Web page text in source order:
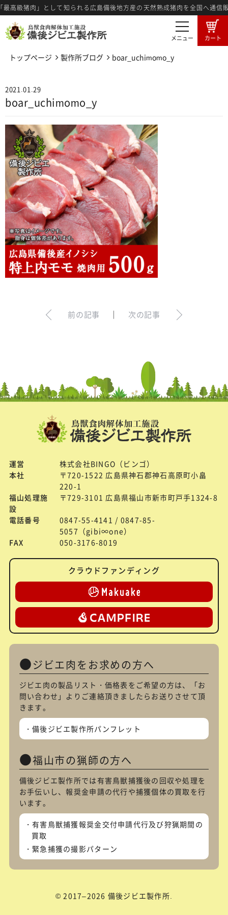
級猪肉」として知られる広島備後地方産の天然熟成猪肉を全国へ通信販
メニュー カート
商品一覧 卸売希望者募集
卸売商品のご注文
広島備後地域のジビエ ジビエ料理紹介
ジビエ肉の食肉工程 3つの強み
メディア情報 製作所ブログ
特定商法取引に基づく表記 プライバシーポリシー
お問い合わせ
犬の無添加おやつ｜gibi∞one
トップページ 製作所ブログ boar_uchimomo_y
2021.01.29
boar_uchimomo_y
前の記事 ｜ 次の記事
運営
株式会社BINGO（ビンゴ）
本社
〒720-1522 広島県神石郡神石高原町小畠
220-1
福山処理施
設
〒729-3101 広島県福山市新市町戸手1324-8
電話番号
0847-55-4141 / 0847-85-
5057（gibi∞one）
FAX
050-3176-8019
クラウドファンディング
ジビエ肉をお求めの方へ
ジビエ肉の製品リスト・価格表をご希望の方は、「お
問い合わせ 」よりご連絡頂きましたらお送りさせて頂
きます。
備後ジビエ製作所パンフレット
福山市の猟師の方へ
備後ジビエ製作所では有害鳥獣捕獲後の回収や処理を
お手伝いし、報奨金申請の代行や捕獲個体の買取を行
います。
有害鳥獣捕獲報奨金交付申請代行及び狩猟期間の
買取
緊急捕獲の撮影パターン
© 2017–2026 備後ジビエ製作所.